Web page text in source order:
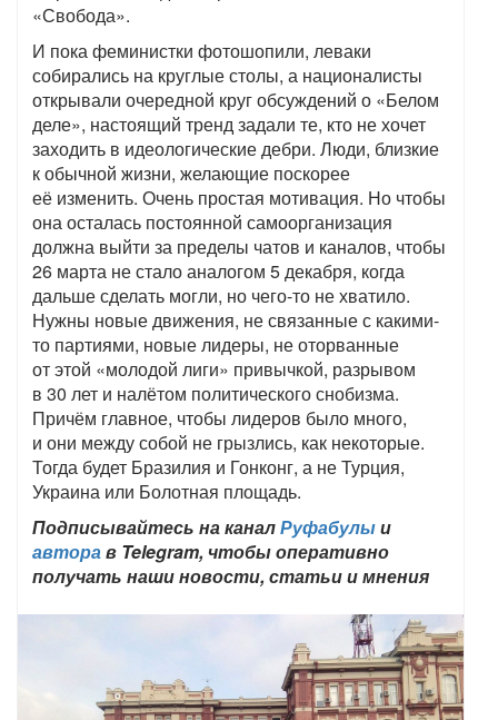
«Свобода».
И пока феминистки фотошопили, леваки
собирались на круглые столы, а националисты
открывали очередной круг обсуждений о «Белом
деле», настоящий тренд задали те, кто не хочет
заходить в идеологические дебри. Люди, близкие
к обычной жизни, желающие поскорее
её изменить. Очень простая мотивация. Но чтобы
она осталась постоянной самоорганизация
должна выйти за пределы чатов и каналов, чтобы
26 марта не стало аналогом 5 декабря, когда
дальше сделать могли, но чего-то не хватило.
Нужны новые движения, не связанные с какими-
то партиями, новые лидеры, не оторванные
от этой «молодой лиги» привычкой, разрывом
в 30 лет и налётом политического снобизма.
Причём главное, чтобы лидеров было много,
и они между собой не грызлись, как некоторые.
Тогда будет Бразилия и Гонконг, а не Турция,
Украина или Болотная площадь.
Подписывайтесь на каналРуфабулыи
авторав Telegram, чтобы оперативно
получать наши новости, статьи и мнения